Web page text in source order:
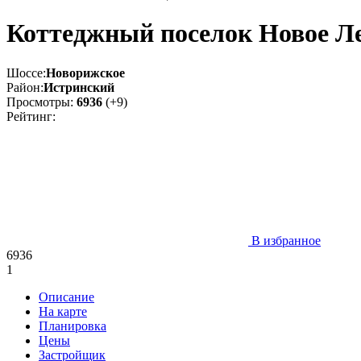
Коттеджный поселок Новое
Шоссе:Новорижское
Район:Истринский
Просмотры: 6936 (+9)
Рейтинг:
В избранное
6936
1
Описание
На карте
Планировка
Цены
Застройщик